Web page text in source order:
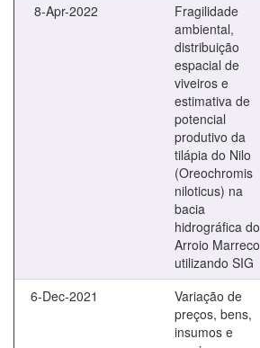
8-Apr-2022
Fragilidade
ambiental,
distribuição
espacial de
viveiros e
estimativa de
potencial
produtivo da
tilápia do Nilo
(Oreochromis
niloticus) na
bacia
hidrográfica do
Arroio Marreco
utilizando SIG
6-Dec-2021
Variação de
preços, bens,
insumos e